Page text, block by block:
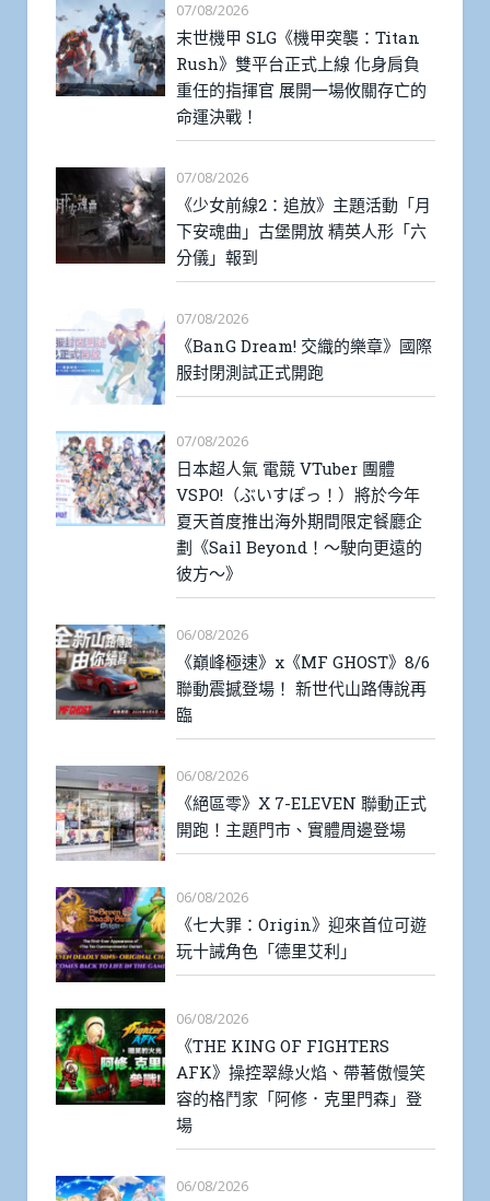
07/08/2026
末世機甲 SLG《機甲突襲：Titan
Rush》雙平台正式上線 化身肩負
重任的指揮官 展開一場攸關存亡的
命運決戰！
07/08/2026
《少女前線2：追放》主題活動「月
下安魂曲」古堡開放 精英人形「六
分儀」報到
07/08/2026
《BanG Dream! 交織的樂章》國際
服封閉測試正式開跑
07/08/2026
日本超人氣 電競 VTuber 團體
VSPO!（ぶいすぽっ！）將於今年
夏天首度推出海外期間限定餐廳企
劃《Sail Beyond！～駛向更遠的
彼方～》
06/08/2026
《巔峰極速》x《MF GHOST》8/6
聯動震撼登場！ 新世代山路傳說再
臨
06/08/2026
《絕區零》X 7-ELEVEN 聯動正式
開跑！主題門市、實體周邊登場
06/08/2026
《七大罪：Origin》迎來首位可遊
玩十誡角色「德里艾利」
06/08/2026
《THE KING OF FIGHTERS
AFK》操控翠綠火焰、帶著傲慢笑
容的格鬥家「阿修．克里門森」登
場
06/08/2026